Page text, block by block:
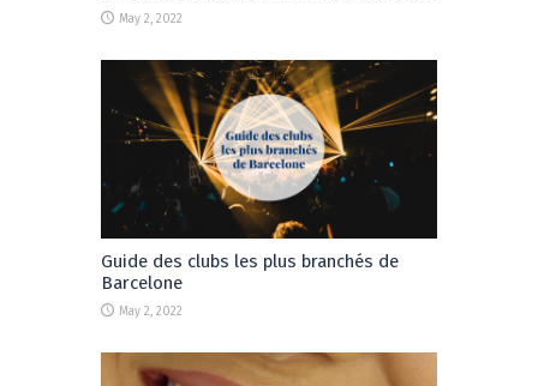
May 2, 2022
Guide des clubs les plus branchés de
Barcelone
May 2, 2022